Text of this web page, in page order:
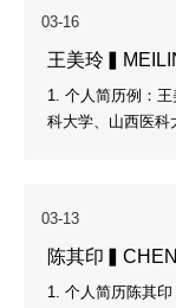
03-16
王美玲
1. 个人简历例：
科大学、山西医科
部级以上奖励）浙
学术兼职无5. 近期
03-13
陈其印
1. 个人简历陈其